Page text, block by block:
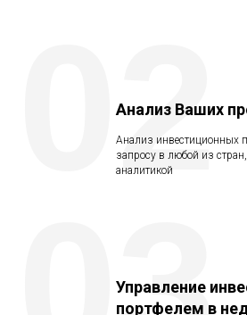
Анализ Ваших
Анализ инвестиционных
запросу в любой из
аналитикой
02
Управление
портфелем в